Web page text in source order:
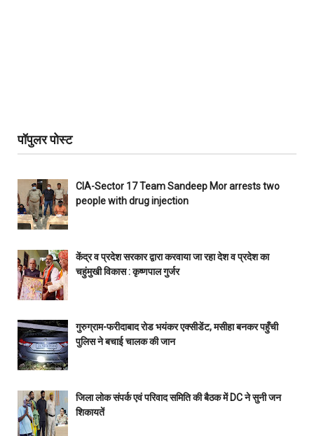
पॉपुलर पोस्ट
CIA-Sector 17 Team Sandeep Mor arrests two
people with drug injection
केंद्र व प्रदेश सरकार द्वारा करवाया जा रहा देश व प्रदेश का
चहुंमुखी विकास : कृष्णपाल गुर्जर
गुरुग्राम-फरीदाबाद रोड भयंकर एक्सीडेंट, मसीहा बनकर पहुँची
पुलिस ने बचाई चालक की जान
जिला लोक संपर्क एवं परिवाद समिति की बैठक में DC ने सुनी जन
शिकायतें